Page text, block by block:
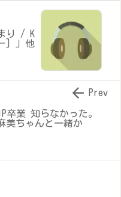
り / K
] 」他
卒業 知らなかった。
美ちゃんと一緒か
 Prev